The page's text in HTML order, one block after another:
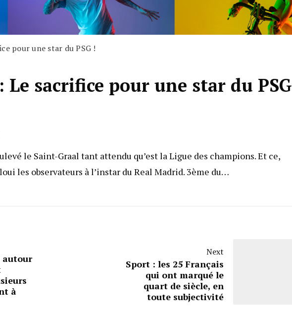
pour une star du PSG !
sacrifice pour une star du PSG
le Saint-Graal tant attendu qu’est la Ligue des champions. Et ce,
les observateurs à l’instar du Real Madrid. 3ème du…
autour
à
Next
Sport : les 25 Français
qui ont marqué le
quart de siècle, en
toute subjectivité